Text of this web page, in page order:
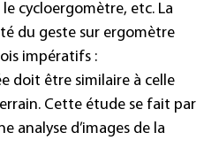
cycloergomètre, etc. La
du geste sur ergomètre
impératifs :
doit être similaire à celle
Cette étude se fait par
analyse d’images de la